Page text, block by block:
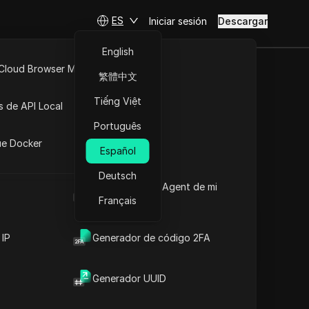
Cuál es el User Agent de mi
navegador
Generador de código 2FA
Generador UUID
Browser MCP
de API Local
Docker
ES
English
繁體中文
Tiếng Việt
Português
Español
Deutsch
Français
Iniciar sesión Descargar
2025:
Hacer preguntas
Abrir en ChatGPT
Hacer preguntas sobre esta página
Abrir en Claude
Hacer preguntas sobre esta página